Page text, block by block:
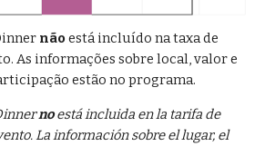
não está incluído na taxa de
As informações sobre local, valor e
estão no programa.
noestá incluida en la tarifa de
La información sobre el lugar, el